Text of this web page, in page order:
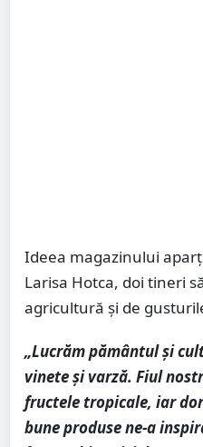
Ideea magazinului
Larisa Hotca, doi tineri
agricultură și de
„Lucrăm pământul și
vinete și varză. Fiul
fructele tropicale, iar
bune produse ne-a